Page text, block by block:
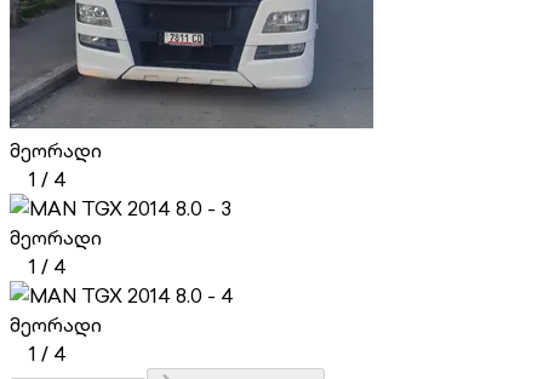
მეორადი
1 / 4
მეორადი
1 / 4
მეორადი
1 / 4